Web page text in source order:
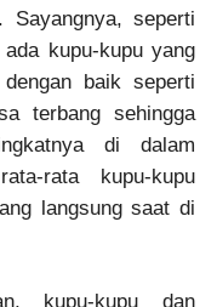
Sayangnya, seperti
kupu-kupu yang
baik seperti
terbang sehingga
di dalam
rata kupu-kupu
langsung saat di